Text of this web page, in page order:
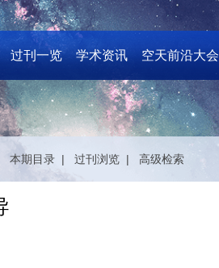
过刊一览 学术资讯 空天前沿大会
本期目录 | 过刊浏览 | 高级检索